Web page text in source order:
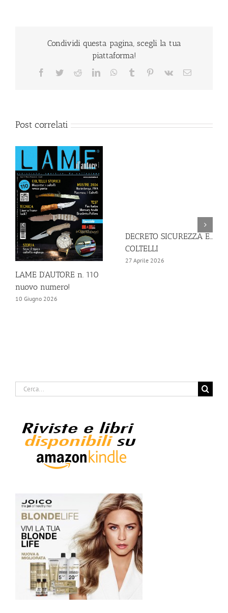
Condividi questa pagina, scegli la tua
piattaforma!
Facebook
TwitterRedditLinkedInWhatsApp
Tumblr Pinterest
Vk Email
Post correlati
LAME D’AUTORE n. 110
nuovo numero!
10 Giugno 2026
DECRETO SICUREZZA E…
COLTELLI
27 Aprile 2026
Cerca